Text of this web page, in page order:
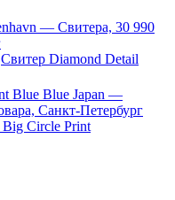
Свитер Diamond Detail
Circle Print